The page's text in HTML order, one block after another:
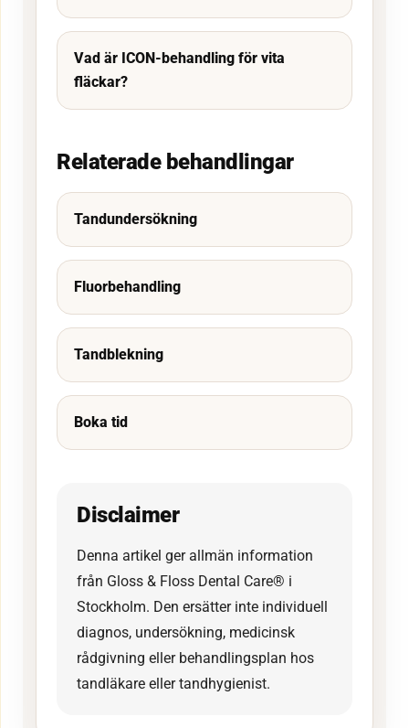
Vad är ICON-behandling för vita
fläckar?
Relaterade behandlingar
Tandundersökning
Fluorbehandling
Tandblekning
Boka tid
Disclaimer
Denna artikel ger allmän information
från Gloss & Floss Dental Care® i
Stockholm. Den ersätter inte individuell
diagnos, undersökning, medicinsk
rådgivning eller behandlingsplan hos
tandläkare eller tandhygienist.